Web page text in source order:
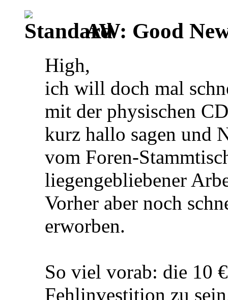
AW: Good
High,
ich will doch mal
mit der physischen
kurz hallo sagen und
vom Foren-
liegengebliebener
Vorher aber noch
erworben.
So viel vorab: die 10
Fehlinvestition zu